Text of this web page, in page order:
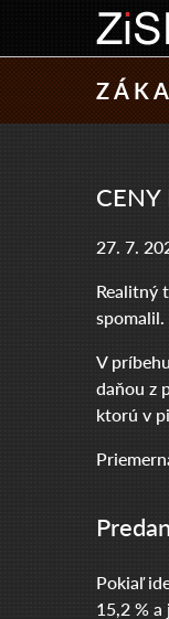
Z Á K
27. 7.
Realitný
spomalil.
V
daňou z
ktorú v
Pokiaľ
15,2 %